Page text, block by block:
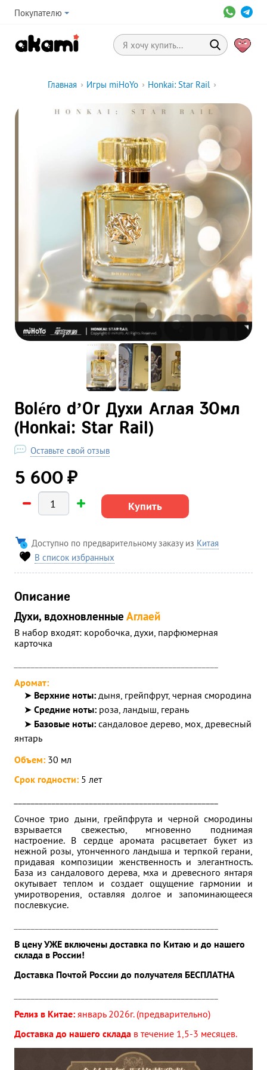
Покупателю
Главная › Игры miHoYo › Honkai: Star Rail ›
Boléro d’Or Духи Аглая 30мл
(Honkai: Star Rail)
Оставьте свой отзыв
5 600 ₽
Купить
Доступно по предварительному заказу из Китая
В список избранных
Описание
Духи, вдохновленные Аглаей
В набор входят: коробочка, духи, парфюмерная
карточка
Аромат:
➤ Верхние ноты: дыня, грейпфрут, черная смородина
➤ Средние ноты: роза, ландыш, герань
➤ Базовые ноты: сандаловое дерево, мох, древесный
янтарь
Объем: 30 мл
Срок годности: 5 лет
Сочное трио дыни, грейпфрута и черной смородины
взрывается свежестью, мгновенно поднимая
настроение. В сердце аромата расцветает букет из
нежной розы, утонченного ландыша и терпкой герани,
придавая композиции женственность и элегантность.
База из сандалового дерева, мха и древесного янтаря
окутывает теплом и создает ощущение гармонии и
умиротворения, оставляя долгое и запоминающееся
послевкусие.
В цену УЖЕ включены доставка по Китаю и до нашего
склада в России!
Доставка Почтой России до получателя БЕСПЛАТНА
Релиз в Китае: январь2026г.(предварительно)
Доставка до нашего склада в течение 1,5-3 месяцев.